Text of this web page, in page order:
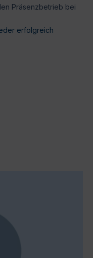
Präsenzbetrieb bei
erfolgreich